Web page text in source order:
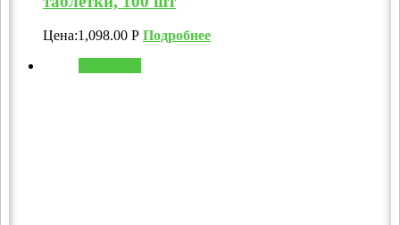
Цена:1,098.00 Р Подробнее